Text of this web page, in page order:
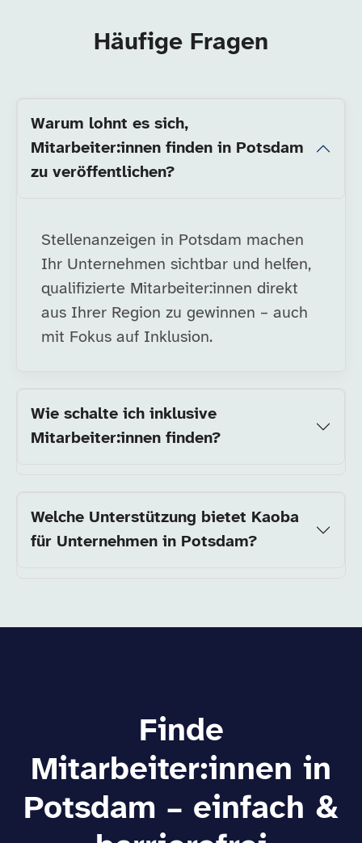
Häufige Fragen
Warum lohnt es sich,
Mitarbeiter:innen finden in Potsdam
zu veröffentlichen?
Stellenanzeigen in Potsdam machen
Ihr Unternehmen sichtbar und helfen,
qualifizierte Mitarbeiter:innen direkt
aus Ihrer Region zu gewinnen – auch
mit Fokus auf Inklusion.
Wie schalte ich inklusive
Mitarbeiter:innen finden?
Welche Unterstützung bietet Kaoba
für Unternehmen in Potsdam?
Finde
Mitarbeiter:innen in
Potsdam – einfach &